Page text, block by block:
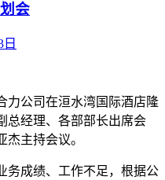
会
公司在洹水湾国际酒店隆
总经理、各部部长出席会
主持会议。
成绩、工作不足，根据公